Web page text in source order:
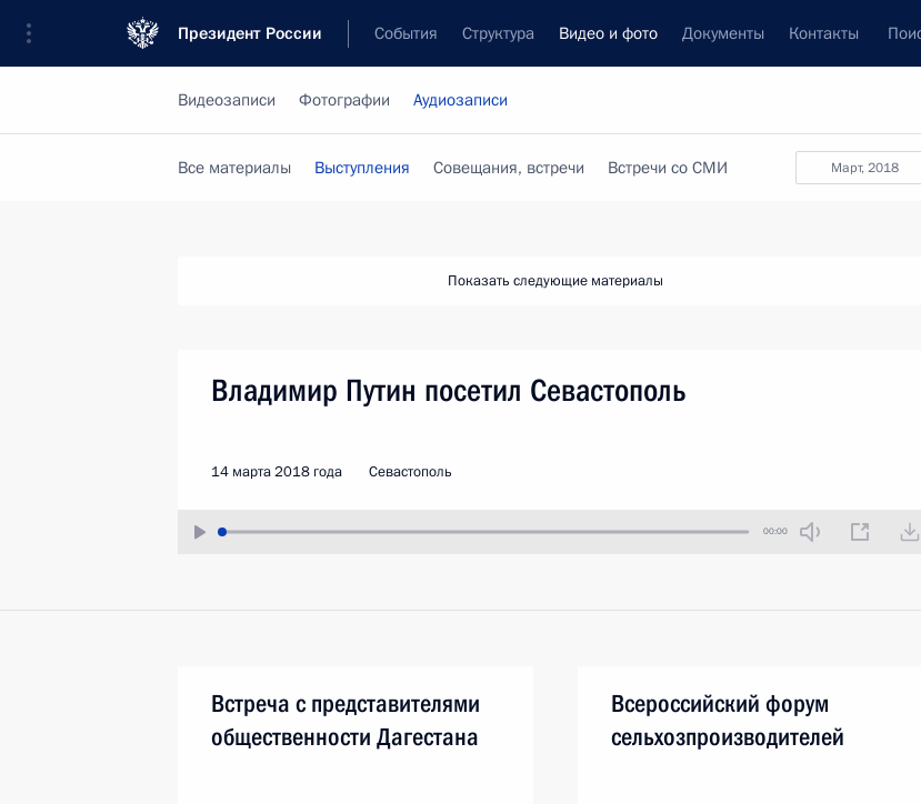
Президент России События Структура Видео и фото Документы Контакты
Видеозаписи Фотографии Аудиозаписи
март, 2018
Все материалы Выступления Совещания, встречи Встречи со СМИ
Показать следующие материалы
Владимир Путин посетил Севастополь
14 марта 2018 года Севастополь
00:00
Встреча с представителями
общественности Дагестана
Всероссийский форум
сельхозпроизводителей